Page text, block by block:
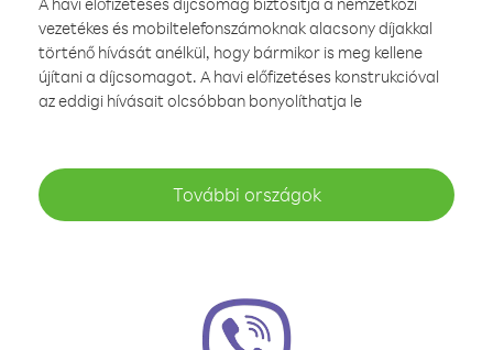
vezetékes és mobiltelefonszámoknak alacsony díjakkal
történő hívását anélkül, hogy bármikor is meg kellene
újítani a díjcsomagot. A havi előfizetéses konstrukcióval
az eddigi hívásait olcsóbban bonyolíthatja le
További országok